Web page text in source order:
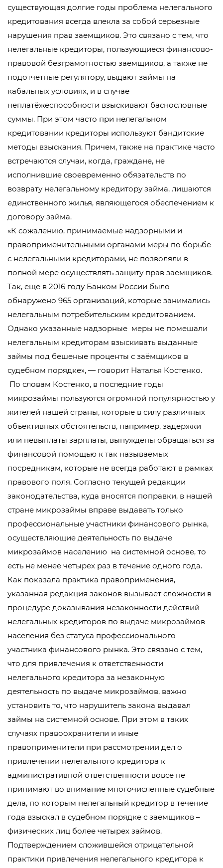
существующая долгие годы проблема нелегального
кредитования всегда влекла за собой серьезные
нарушения прав заемщиков. Это связано с тем, что
нелегальные кредиторы, пользующиеся финансово-
правовой безграмотностью заемщиков, а также не
подотчетные регулятору, выдают займы на
кабальных условиях, и в случае
неплатёжеспособности взыскивают баснословные
суммы. При этом часто при нелегальном
кредитовании кредиторы используют бандитские
методы взыскания. Причем, также на практике часто
встречаются случаи, когда, граждане, не
исполнившие своевременно обязательств по
возврату нелегальному кредитору займа, лишаются
единственного жилья, являющегося обеспечением к
договору займа.
«К сожалению, принимаемые надзорными и
правоприменительными органами меры по борьбе
с нелегальными кредиторами, не позволяли в
полной мере осуществлять защиту прав заемщиков.
Так, еще в 2016 году Банком России было
обнаружено 965 организаций, которые занимались
нелегальным потребительским кредитованием.
Однако указанные надзорные меры не помешали
нелегальным кредиторам взыскивать выданные
займы под бешеные проценты с заёмщиков в
судебном порядке», — говорит Наталья Костенко.
По словам Костенко, в последние годы
микрозаймы пользуются огромной популярностью у
жителей нашей страны, которые в силу различных
объективных обстоятельств, например, задержки
или невыплаты зарплаты, вынуждены обращаться за
финансовой помощью к так называемых
посредникам, которые не всегда работают в рамках
правового поля. Согласно текущей редакции
законодательства, куда вносятся поправки, в нашей
стране микрозаймы вправе выдавать только
профессиональные участники финансового рынка,
осуществляющие деятельность по выдаче
микрозаймов населению на системной основе, то
есть не менее четырех раз в течение одного года.
Как показала практика правоприменения,
указанная редакция законов вызывает сложности в
процедуре доказывания незаконности действий
нелегальных кредиторов по выдаче микрозаймов
населения без статуса профессионального
участника финансового рынка. Это связано с тем,
что для привлечения к ответственности
нелегального кредитора за незаконную
деятельность по выдаче микрозаймов, важно
установить то, что нарушитель закона выдавал
займы на системной основе. При этом в таких
случаях правоохранители и иные
правоприменители при рассмотрении дел о
привлечении нелегального кредитора к
административной ответственности вовсе не
принимают во внимание многочисленные судебные
дела, по которым нелегальный кредитор в течение
года взыскал в судебном порядке с заемщиков –
физических лиц более четырех займов.
Подтверждением сложившейся отрицательной
практики привлечения нелегального кредитора к